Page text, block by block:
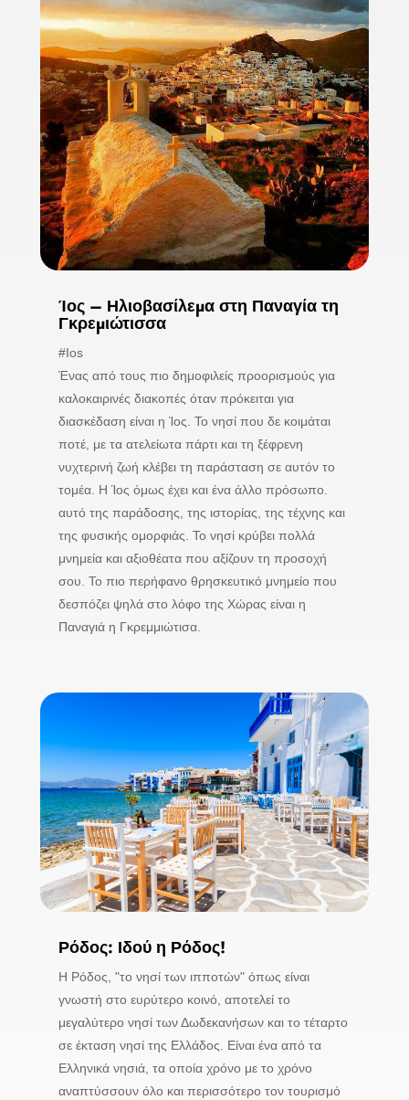
Ίος – Ηλιοβασίλεμα στη Παναγία τη
Γκρεμιώτισσα
#Ios
Ένας από τους πιο δημοφιλείς προορισμούς για
καλοκαιρινές διακοπές όταν πρόκειται για
διασκέδαση είναι η Ίος. Το νησί που δε κοιμάται
ποτέ, με τα ατελείωτα πάρτι και τη ξέφρενη
νυχτερινή ζωή κλέβει τη παράσταση σε αυτόν το
τομέα. Η Ίος όμως έχει και ένα άλλο πρόσωπο.
αυτό της παράδοσης, της ιστορίας, της τέχνης και
της φυσικής ομορφιάς. Το νησί κρύβει πολλά
μνημεία και αξιοθέατα που αξίζουν τη προσοχή
σου. Το πιο περήφανο θρησκευτικό μνημείο που
δεσπόζει ψηλά στο λόφο της Χώρας είναι η
Παναγιά η Γκρεμμιώτισα.
Ρόδος: Ιδού η Ρόδος!
Η Ρόδος, "το νησί των ιπποτών" όπως είναι
γνωστή στο ευρύτερο κοινό, αποτελεί το
μεγαλύτερο νησί των Δωδεκανήσων και το τέταρτο
σε έκταση νησί της Ελλάδος. Είναι ένα από τα
Ελληνικά νησιά, τα οποία χρόνο με το χρόνο
αναπτύσσουν όλο και περισσότερο τον τουρισμό